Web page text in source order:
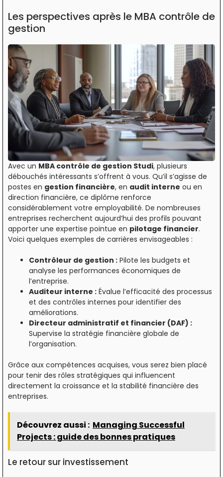
Les perspectives après le MBA contrôle de
gestion
Avec un MBA contrôle de gestion Studi, plusieurs
débouchés intéressants s’offrent à vous. Qu’il s’agisse de
postes en gestion financière, en audit interne ou en
direction financière, ce diplôme renforce
considérablement votre employabilité. De nombreuses
entreprises recherchent aujourd’hui des profils pouvant
apporter une expertise pointue en pilotage financier.
Voici quelques exemples de carrières envisageables :
Contrôleur de gestion : Pilote les budgets et
analyse les performances économiques de
l’entreprise.
Auditeur interne : Évalue l’efficacité des processus
et des contrôles internes pour identifier des
améliorations.
Directeur administratif et financier (DAF) :
Supervise la stratégie financière globale de
l’organisation.
Grâce aux compétences acquises, vous serez bien placé
pour tenir des rôles stratégiques qui influencent
directement la croissance et la stabilité financière des
entreprises.
Découvrez aussi : Managing Successful
Projects : guide des bonnes pratiques
Le retour sur investissement